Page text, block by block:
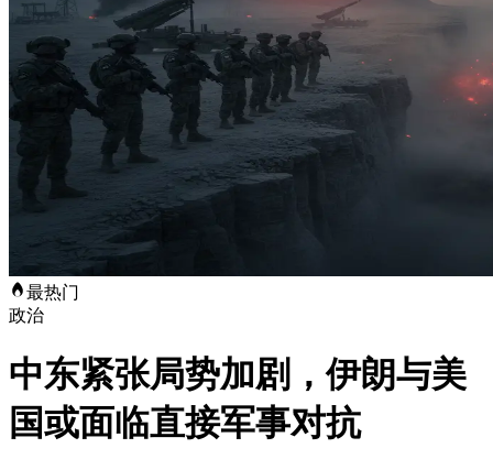
最热门
政治
中东紧张局势加剧，伊朗与美
国或面临直接军事对抗